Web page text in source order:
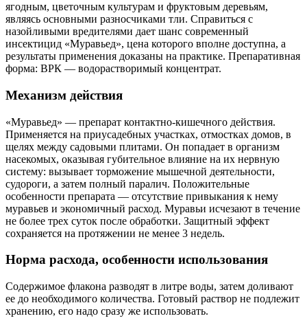
ягодным, цветочным культурам и фруктовым деревьям,
являясь основными разносчиками тли. Справиться с
назойливыми вредителями дает шанс современный
инсектицид «Муравьед», цена которого вполне доступна, а
результаты применения доказаны на практике. Препаративная
форма: ВРК — водорастворимый концентрат.
Механизм действия
«Муравьед» — препарат контактно-кишечного действия.
Применяется на приусадебных участках, отмостках домов, в
щелях между садовыми плитами. Он попадает в организм
насекомых, оказывая губительное влияние на их нервную
систему: вызывает торможение мышечной деятельности,
судороги, а затем полный паралич. Положительные
особенности препарата — отсутствие привыкания к нему
муравьев и экономичный расход. Муравьи исчезают в течение
не более трех суток после обработки. Защитный эффект
сохраняется на протяжении не менее 3 недель.
Норма расхода, особенности использования
Содержимое флакона разводят в литре воды, затем доливают
ее до необходимого количества. Готовый раствор не подлежит
хранению, его надо сразу же использовать.